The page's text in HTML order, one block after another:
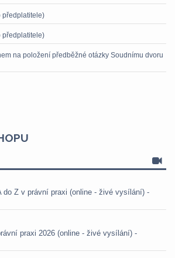
předplatitele)
předplatitele)
na položení předběžné otázky Soudnímu dvoru
do Z v právní praxi (online - živé vysílání) -
praxi 2026 (online - živé vysílání) -